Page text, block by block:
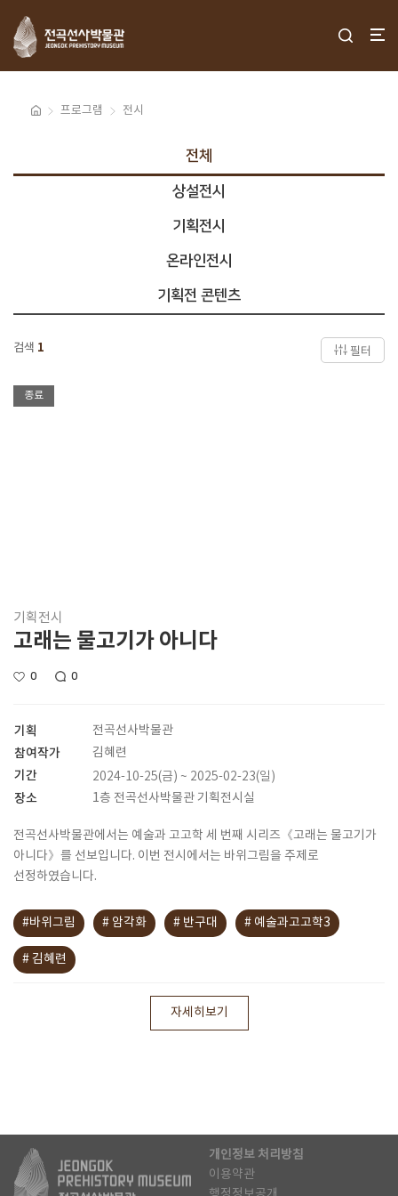
프로그램 전시
전체
상설전시
기획전시
온라인전시
기획전 콘텐츠
검색 1 필터
종료
기획전시
고래는 물고기가 아니다
0 0
기획 전곡선사박물관
참여작가 김혜련
기간 2024-10-25(금) ~ 2025-02-23(일)
장소 1층 전곡선사박물관 기획전시실
전곡선사박물관에서는 예술과 고고학 세 번째 시리즈《고래는 물고기가
아니다》를 선보입니다. 이번 전시에서는 바위그림을 주제로
선정하였습니다.
#바위그림 # 암각화 # 반구대 # 예술과고고학3
# 김혜련
자세히보기
개인정보 처리방침
이용약관